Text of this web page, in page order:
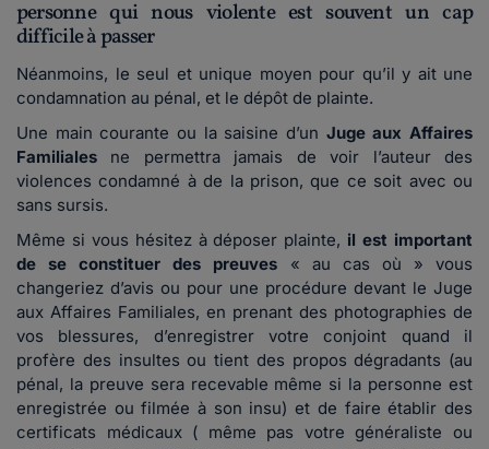
personne qui nous violente est souvent un cap
difficile à passer
Néanmoins, le seul et unique moyen pour qu’il y ait une
condamnation au pénal, et le dépôt de plainte.
Une main courante ou la saisine d’un Juge aux Affaires
Familiales ne permettra jamais de voir l’auteur des
violences condamné à de la prison, que ce soit avec ou
sans sursis.
Même si vous hésitez à déposer plainte, il est important
de se constituer des preuves « au cas où » vous
changeriez d’avis ou pour une procédure devant le Juge
aux Affaires Familiales, en prenant des photographies de
vos blessures, d’enregistrer votre conjoint quand il
profère des insultes ou tient des propos dégradants (au
pénal, la preuve sera recevable même si la personne est
enregistrée ou filmée à son insu) et de faire établir des
certificats médicaux ( même pas votre généraliste ou